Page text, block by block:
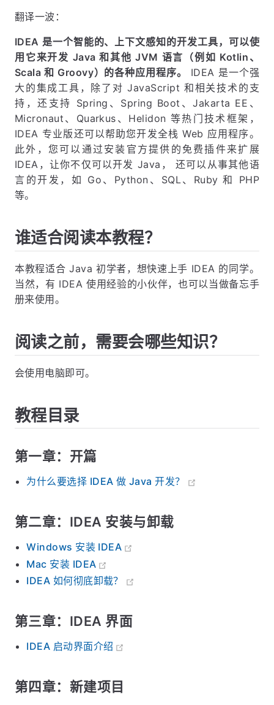
翻译一波：
IDEA 是一个智能的、上下文感知的开发工具，可以使
用它来开发 Java 和其他 JVM 语言（例如 Kotlin、
Scala 和 Groovy）的各种应用程序。
IDEA 是一个强
大的集成工具，除了对 JavaScript 和相关技术的支
持，还支持 Spring、Spring Boot、Jakarta EE、
Micronaut、Quarkus、Helidon 等热门技术框架，
IDEA 专业版还可以帮助您开发全栈 Web 应用程序。
此外，您可以通过安装官方提供的免费插件来扩展
IDEA，让你不仅可以开发 Java， 还可以从事其他语
言的开发，如 Go、Python、SQL、Ruby 和 PHP
等。
谁适合阅读本教程？
本教程适合 Java 初学者，想快速上手 IDEA 的同学。
当然，有 IDEA 使用经验的小伙伴，也可以当做备忘手
册来使用。
阅读之前，需要会哪些知识？
会使用电脑即可。
教程目录
第一章：开篇
为什么要选择 IDEA 做 Java 开发？
第二章：IDEA 安装与卸载
Windows 安装 IDEA
Mac 安装 IDEA
IDEA 如何彻底卸载？
第三章：IDEA 界面
IDEA 启动界面介绍
第四章：新建项目